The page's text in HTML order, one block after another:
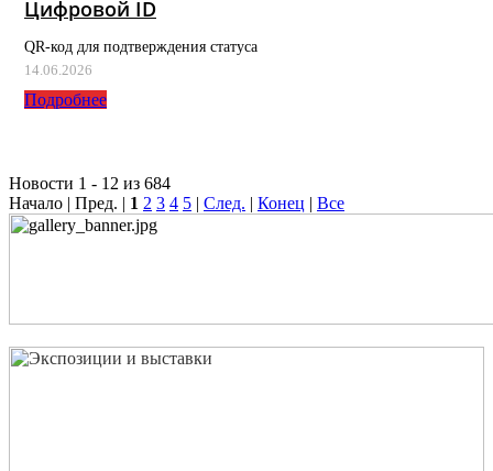
Цифровой ID
QR-код для подтверждения статуса
14.06.2026
Подробнее
Новости 1 - 12 из 684
Начало | Пред. | 1 2 3 4 5 | След. | Конец | Все